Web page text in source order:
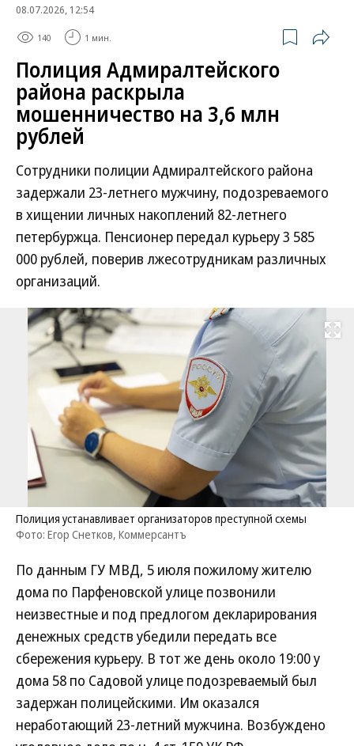
08.07.2026, 12:54
140 1 мин.
Полиция Адмиралтейского
района раскрыла
мошенничество на 3,6 млн
рублей
Сотрудники полиции Адмиралтейского района
задержали 23-летнего мужчину, подозреваемого
в хищении личных накоплений 82-летнего
петербуржца. Пенсионер передал курьеру 3 585
000 рублей, поверив лжесотрудникам различных
организаций.
Развернуть
Полиция устанавливает организаторов преступной схемы
Фото: Егор Снетков, Коммерсантъ
По данным ГУ МВД, 5 июля пожилому жителю
дома по Парфеновской улице позвонили
неизвестные и под предлогом декларирования
денежных средств убедили передать все
сбережения курьеру. В тот же день около 19:00 у
дома 58 по Садовой улице подозреваемый был
задержан полицейскими. Им оказался
неработающий 23-летний мужчина. Возбуждено